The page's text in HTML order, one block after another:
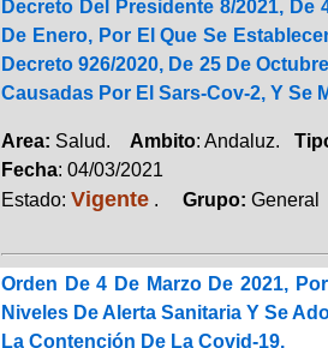
Decreto Del Presidente 8/2021,
De Enero, Por El Que Se
Decreto 926/2020, De 25 De
Causadas Por El Sars-Cov-2, Y Se
Area: Salud. Ambito: Andaluz.
Fecha: 04/03/2021
Estado: Vigente. Grupo: General
Orden De 4 De Marzo De 2021,
Niveles De Alerta Sanitaria Y Se
La Contención De La Covid-19.